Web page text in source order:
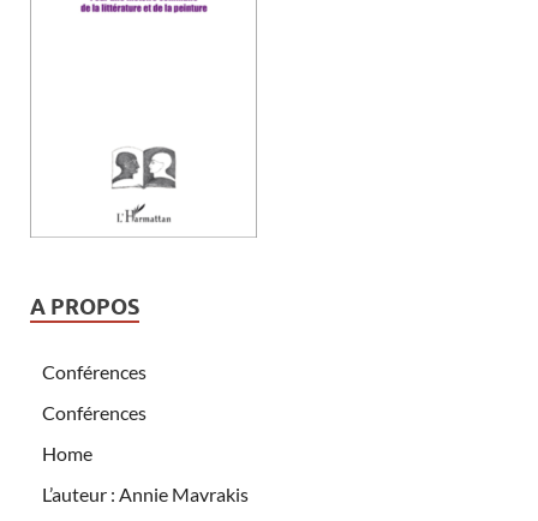
A PROPOS
Conférences
Conférences
Home
L’auteur : Annie Mavrakis